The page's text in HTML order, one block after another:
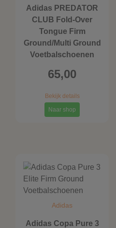
Adidas PREDATOR
CLUB Fold-Over
Tongue Firm
Ground/Multi Ground
Voetbalschoenen
65,00
Bekijk details
Naar shop
Adidas
Adidas Copa Pure 3